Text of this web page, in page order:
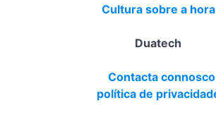
Cultura sobre a hora
Duatech
Contacta connosco
política de